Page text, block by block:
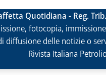
Quotidiana - Reg.
fotocopia,
diffusione delle notizie o
Rivista Italiana